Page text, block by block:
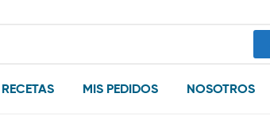
RECETAS MIS PEDIDOS NOSOTROS